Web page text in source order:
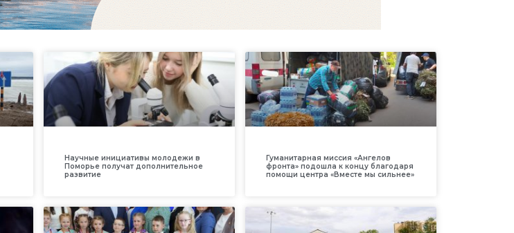
Научные инициативы молодежи в
Поморье получат дополнительное
развитие
Гуманитарная миссия «Ангелов
фронта» подошла к концу благодаря
помощи центра «Вместе мы сильнее»